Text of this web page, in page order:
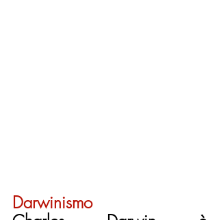
Darwinismo